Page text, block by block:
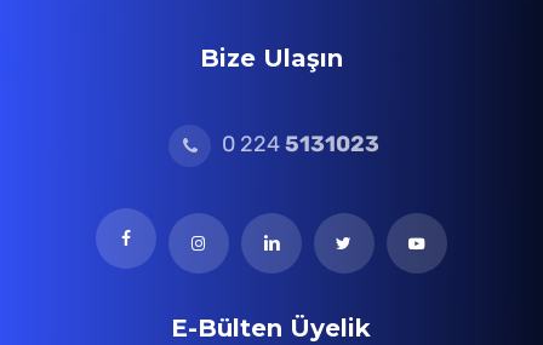
Vakıf ve Derneklere ait Ticari İşletmelerinin
1) Derneğe / Vakfa ait ticari işletmenin
faaliyetine son verilmesi halinde
derneğin/vakfın yetkili organı tarafından alınmış
Bize Ulaşın
0 2245131023
E-Bülten Üyelik